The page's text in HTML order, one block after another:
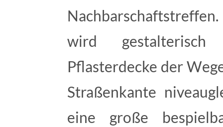
wird
Pflasterdecke der
Straßenkante
eine große